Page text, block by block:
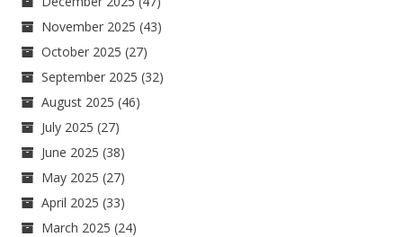
November 2025 (43)
October 2025 (27)
September 2025 (32)
August 2025 (46)
July 2025 (27)
June 2025 (38)
May 2025 (27)
April 2025 (33)
March 2025 (24)